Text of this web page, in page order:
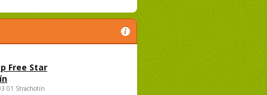
Free Star
01 Strachotín